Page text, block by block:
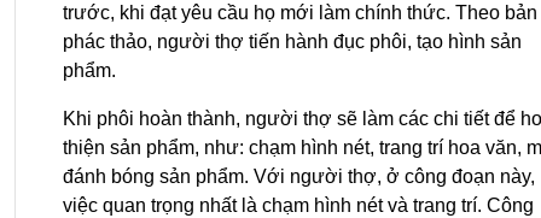
trước, khi đạt yêu cầu họ mới làm chính thức. Theo bản
phác thảo, người thợ tiến hành đục phôi, tạo hình sản
phẩm.
Khi phôi hoàn thành, người thợ sẽ làm các chi tiết để
thiện sản phẩm, như: chạm hình nét, trang trí hoa văn,
đánh bóng sản phẩm. Với người thợ, ở công đoạn này,
việc quan trọng nhất là chạm hình nét và trang trí. Công